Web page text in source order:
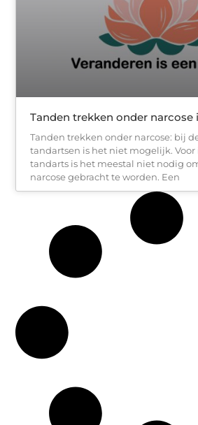
Tanden trekken onder narcose
Tanden trekken onder narcose: bij
tandartsen is het niet mogelijk.
tandarts is het meestal niet nodig
narcose gebracht te worden. Een